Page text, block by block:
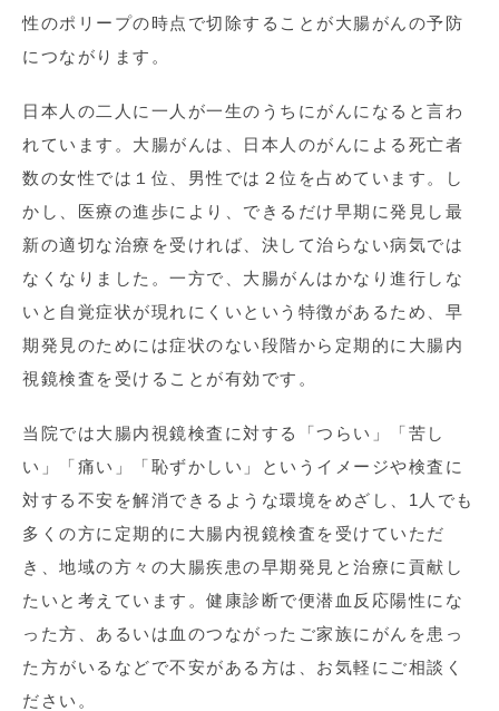
性のポリープの時点で切除することが大腸がんの予防
につながります。
日本人の二人に一人が一生のうちにがんになると言わ
れています。大腸がんは、日本人のがんによる死亡者
数の女性では１位、男性では２位を占めています。し
かし、医療の進歩により、できるだけ早期に発見し最
新の適切な治療を受ければ、決して治らない病気では
なくなりました。一方で、大腸がんはかなり進行しな
いと自覚症状が現れにくいという特徴があるため、早
期発見のためには症状のない段階から定期的に大腸内
視鏡検査を受けることが有効です。
当院では大腸内視鏡検査に対する「つらい」「苦し
い」「痛い」「恥ずかしい」というイメージや検査に
対する不安を解消できるような環境をめざし、1人でも
多くの方に定期的に大腸内視鏡検査を受けていただ
き、地域の方々の大腸疾患の早期発見と治療に貢献し
たいと考えています。健康診断で便潜血反応陽性にな
った方、あるいは血のつながったご家族にがんを患っ
た方がいるなどで不安がある方は、お気軽にご相談く
ださい。